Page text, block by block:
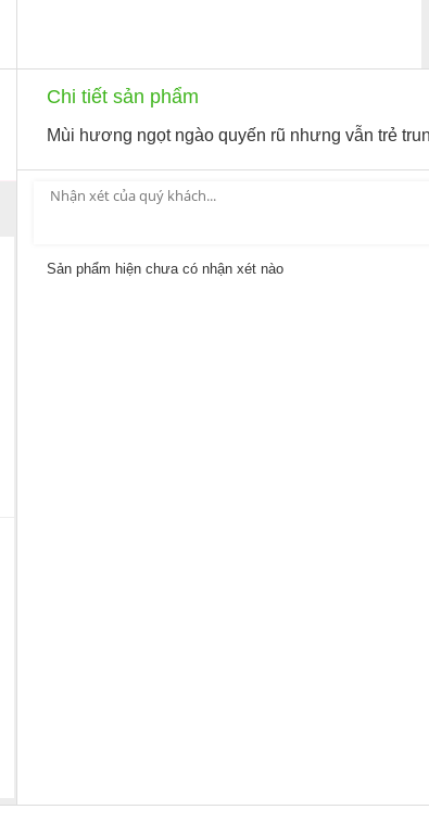
Chi tiết sản phẩm
Mùi hương ngọt ngào quyến rũ nhưng vẫn trẻ
Sản phẩm hiện chưa có nhận xét nào